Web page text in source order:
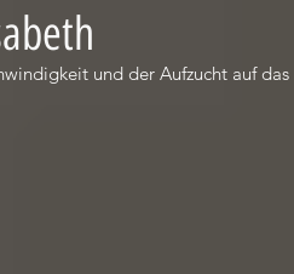
und der Aufzucht auf